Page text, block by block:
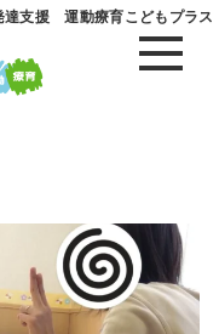
達支援 運動療育こどもプラス